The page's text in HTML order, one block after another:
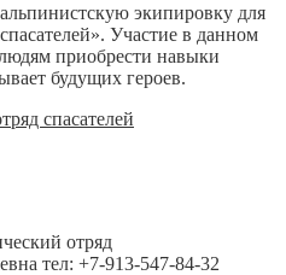
экипировку для
Участие в данном
приобрести навыки
будущих героев.
отряд
тел: +7-913-547-84-32